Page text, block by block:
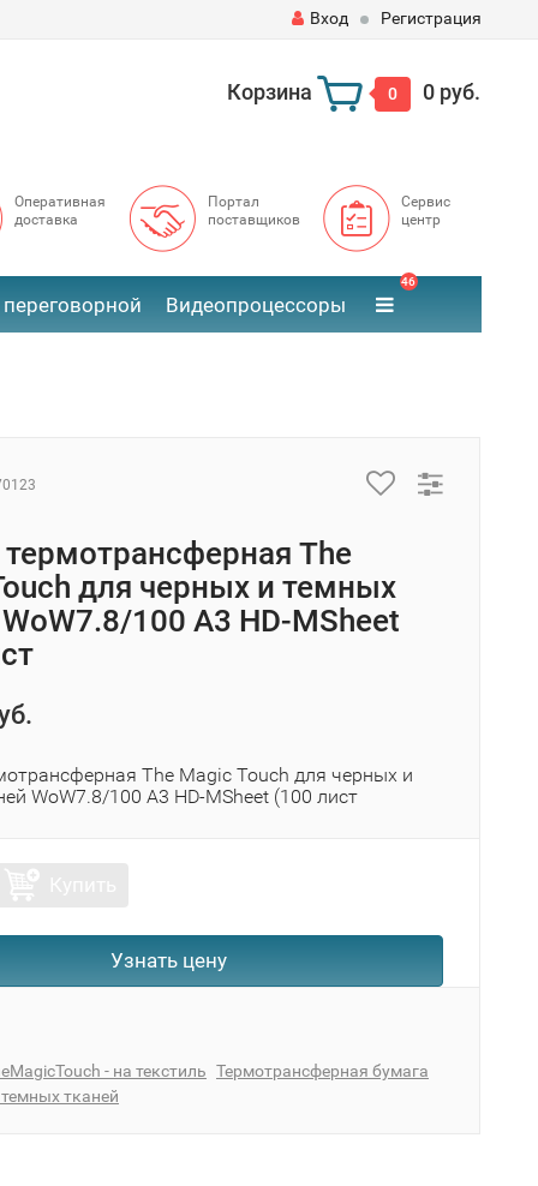
Вход Регистрация
Корзина 0 0 руб.
Оперативная
доставка
Портал
поставщиков
Сервис
центр
Видеопроцессоры
46
The
для черных и темных
100 A3 HD-MSheet
The Magic Touch для черных и
WoW7.8/100 A3 HD-MSheet (100 лист
Узнать цену
- на текстиль Термотрансферная бумага
тканей